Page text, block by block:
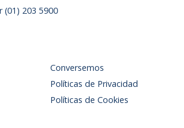
(01) 203 5900
Conversemos
Políticas de Privacidad
Políticas de Cookies